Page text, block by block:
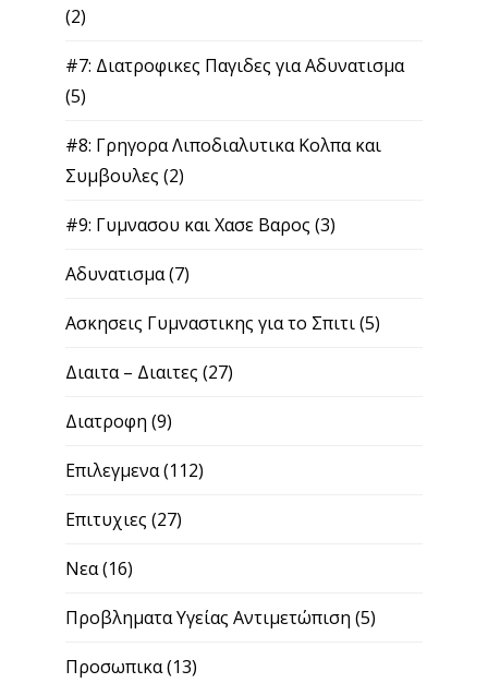
(2)
#7: Διατροφικες Παγιδες για Αδυνατισμα
(5)
#8: Γρηγορα Λιποδιαλυτικα Κολπα και
Συμβουλες (2)
#9: Γυμνασου και Χασε Βαρος (3)
Αδυνατισμα(7)
Ασκησεις Γυμναστικης για το Σπιτι(5)
Διαιτα – Διαιτες (27)
Διατροφη (9)
Επιλεγμενα(112)
Επιτυχιες (27)
Νεα(16)
Προβληματα Υγείας Αντιμετώπιση (5)
Προσωπικα(13)